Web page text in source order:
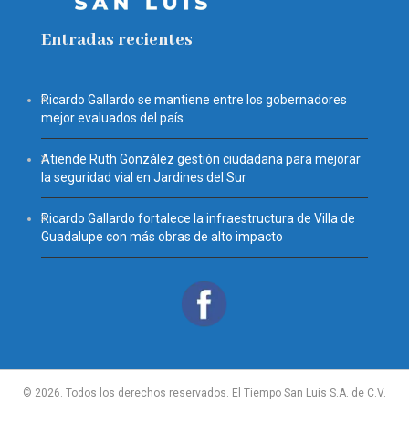
Entradas recientes
Ricardo Gallardo se mantiene entre los gobernadores
mejor evaluados del país
Atiende Ruth González gestión ciudadana para mejorar
la seguridad vial en Jardines del Sur
Ricardo Gallardo fortalece la infraestructura de Villa de
Guadalupe con más obras de alto impacto
© 2026. Todos los derechos reservados. El Tiempo San Luis S.A. de C.V.